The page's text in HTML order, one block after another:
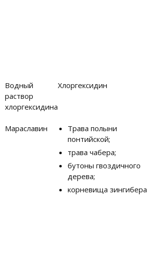
Водный
раствор
хлоргексидина
Хлоргексидин
Мараславин
Трава полыни
понтийской;
трава чабера;
бутоны гвоздичного
дерева;
корневища зингибера